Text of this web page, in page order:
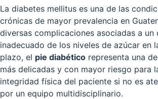
La diabetes mellitus es una de las
crónicas de mayor prevalencia en
diversas complicaciones asociadas a un
inadecuado de los niveles de azúcar en
plazo, el pie diabético representa una
más delicadas y con mayor riesgo para
integridad física del paciente si no es
por un equipo multidisciplinario.